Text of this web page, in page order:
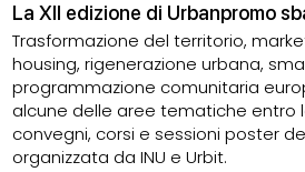
La XII edizione di Urbanpromo
Trasformazione del territorio,
housing, rigenerazione urbana,
programmazione comunitaria
alcune delle aree tematiche entro
convegni, corsi e sessioni poster
organizzata da INU e Urbit.